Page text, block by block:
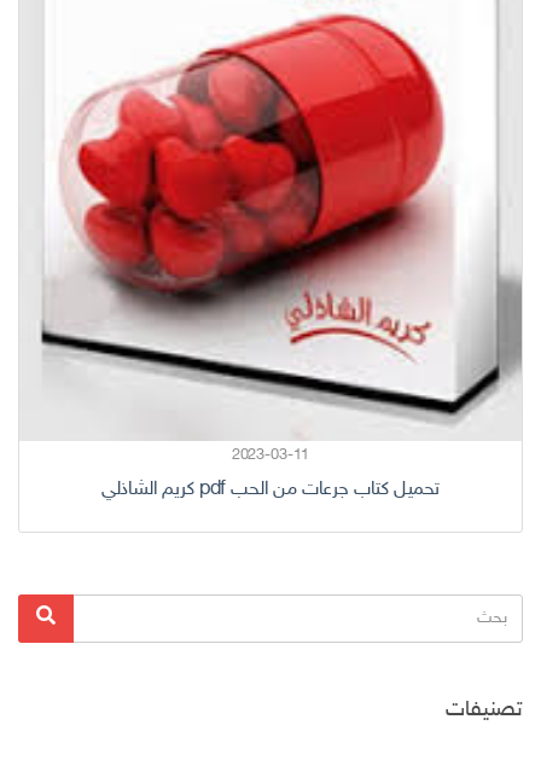
2023-03-11
تحميل كتاب جرعات من الحب pdf كريم الشاذلي
البحث
عن:
بحث
تصنيفات